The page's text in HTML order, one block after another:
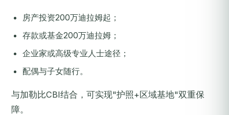
房产投资200万迪拉姆起；
存款或基金200万迪拉姆；
企业家或高级专业人士途径；
配偶与子女随行。
与加勒比CBI结合，可实现"护照+区域基地"双重保
障。